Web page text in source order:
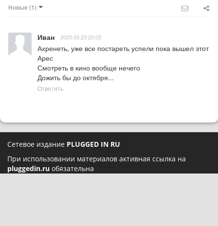
Новые (1)
Иван 2025.03.23 20:05
Ахренеть, уже все постареть успели пока вышел этот
Арес
Смотреть в кино вообще нечего
Дожить бы до октября...
Ответить
Сетевое издание PLUGGED IN RU
При использовании материалов активная ссылка на
pluggedin.ru обязательна